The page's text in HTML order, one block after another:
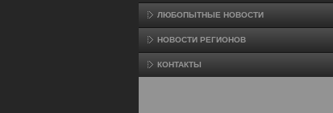
ЛЮБОПЫТНЫЕ НОВОСТИ
НОВОСТИ РЕГИОНОВ
КОНТАКТЫ